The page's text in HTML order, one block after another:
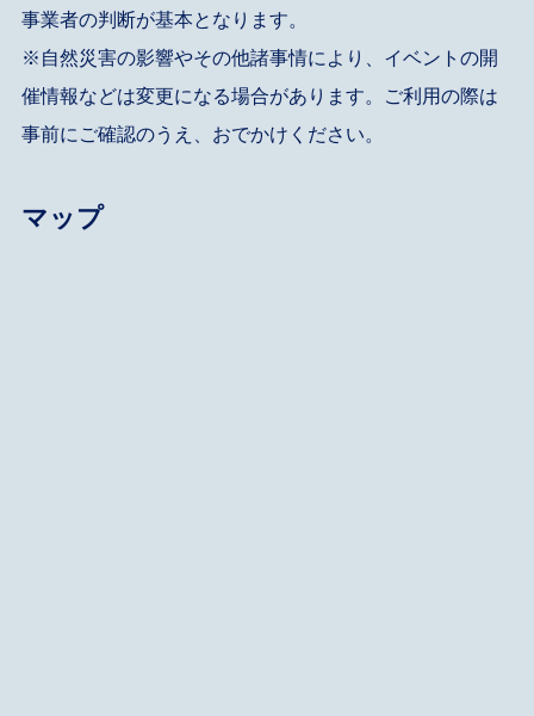
事業者の判断が基本となります。
※自然災害の影響やその他諸事情により、イベントの開
催情報などは変更になる場合があります。ご利用の際は
事前にご確認のうえ、おでかけください。
マップ